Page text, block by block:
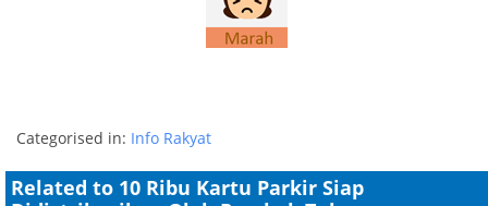
Categorised in: Info Rakyat
Related to 10 Ribu Kartu Parkir Siap